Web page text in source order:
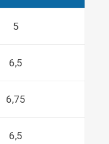
5
6,5
6,75
6,5